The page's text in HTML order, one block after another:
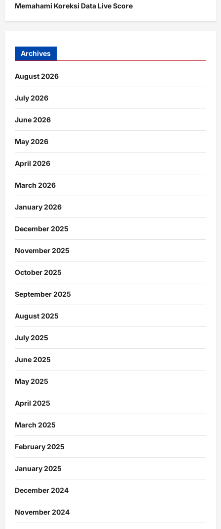
Memahami Koreksi Data Live Score
Archives
August 2026
July 2026
June 2026
May 2026
April 2026
March 2026
January 2026
December 2025
November 2025
October 2025
September 2025
August 2025
July 2025
June 2025
May 2025
April 2025
March 2025
February 2025
January 2025
December 2024
November 2024